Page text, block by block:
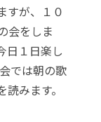
すが、１０
会をしま
日１日楽し
では朝の歌
みます。